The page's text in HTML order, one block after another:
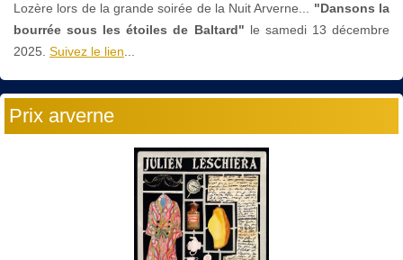
Lozère lors de la grande soirée de la Nuit Arverne... "Dansons la
bourrée sous les étoiles de Baltard" le samedi 13 décembre
2025. Suivez le lien...
Prix arverne